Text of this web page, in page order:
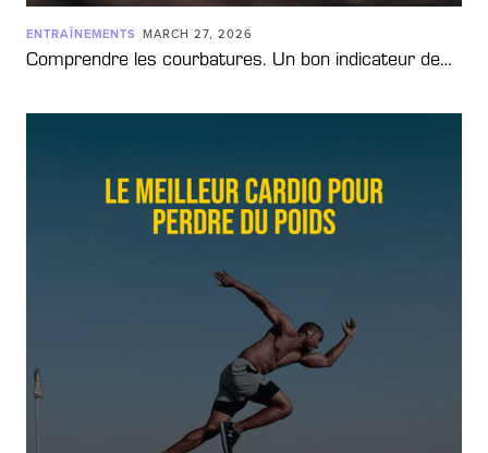
ENTRAÎNEMENTS MARCH 27, 2026
Comprendre les courbatures. Un bon indicateur de…